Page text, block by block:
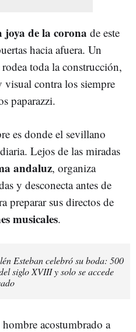
joya de la corona de este
hacia afuera. Un
toda la construcción,
visual contra los siempre
paparazzi.
es donde el sevillano
Lejos de las miradas
andaluz, organiza
y desconecta antes de
preparar sus directos de
musicales.
Esteban celebró su boda: 500
siglo XVIII y solo se accede
acostumbrado a